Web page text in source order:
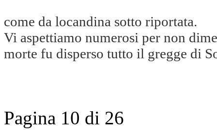
come da locandina sotto riportata.
Vi aspettiamo numerosi per non
morte fu disperso tutto il gregge di
Pagina 10 di 26